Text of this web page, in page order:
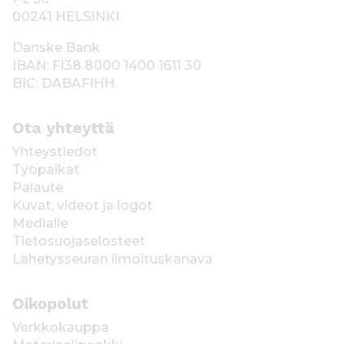
00241 HELSINKI
Danske Bank
IBAN: FI38 8000 1400 1611 30
BIC: DABAFIHH
Ota yhteyttä
Yhteystiedot
Työpaikat
Palaute
Kuvat, videot ja logot
Medialle
Tietosuojaselosteet
Lähetysseuran ilmoituskanava
Oikopolut
Verkkokauppa